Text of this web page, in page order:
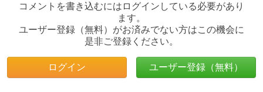
コメントを書き込むにはログインしている必要があり
ます。
ユーザー登録（無料）がお済みでない方はこの機会に
是非ご登録ください。
ログイン ユーザー登録（無料）